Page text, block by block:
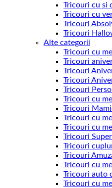
Tricouri cu si
Tricouri cu
Tricouri
Tricouri
Alte categorii
Tricouri cu
Tricouri
Tricouri
Tricouri
Tricouri
Tricouri cu
Tricouri
Tricouri cu
Tricouri cu
Tricouri
Tricouri
Tricouri
Tricouri cu
Tricouri auto
Tricouri cu